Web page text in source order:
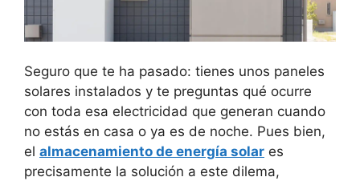
Seguro que te ha pasado: tienes unos paneles
solares instalados y te preguntas qué ocurre
con toda esa electricidad que generan cuando
no estás en casa o ya es de noche. Pues bien,
el almacenamiento de energía solar es
precisamente la solución a este dilema,